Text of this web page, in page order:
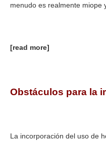
menudo es realmente miope
[read more]
Obstáculos para la
La incorporación del uso de